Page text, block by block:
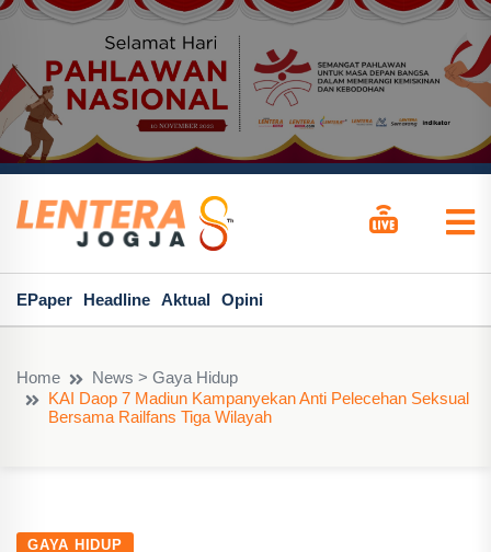
EPaper Headline Aktual Opini
Home
News > Gaya Hidup
KAI Daop 7 Madiun Kampanyekan Anti Pelecehan Seksual
Bersama Railfans Tiga Wilayah
GAYA HIDUP